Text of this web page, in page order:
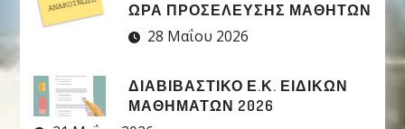
ΏΡΑ ΠΡΟΣΈΛΕΥΣΗΣ ΜΑΘΗΤΏΝ
28 Μαΐου 2026
ΔΙΑΒΙΒΑΣΤΙΚΟ Ε.Κ. ΕΙΔΙΚΩΝ
ΜΑΘΗΜΑΤΩΝ 2026